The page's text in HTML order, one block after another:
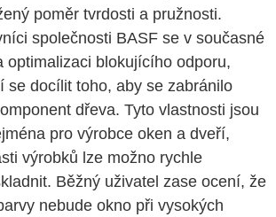
poměr tvrdosti a pružnosti.
společnosti BASF se v současné
optimalizaci blokujícího odporu,
se docílit toho, aby se zabránilo
dřeva. Tyto vlastnosti jsou
pro výrobce oken a dveří,
výrobků lze možno rychle
Běžný uživatel zase ocení, že
nebude okno při vysokých